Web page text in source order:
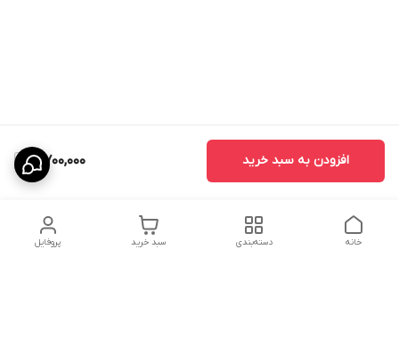
5,700,000 افزودن به سبد خرید
پروفایل سبد خرید دسته‌بندی خانه